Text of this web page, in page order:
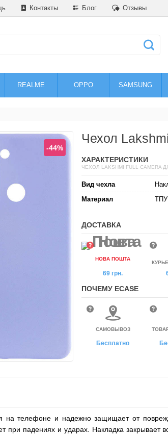
Контакты Блог Отзывы
REALME OPPO SAMSUNG
-44%
Чехол
ХАРАКТЕРИСТИКИ
ЧЕХОЛ LAKSHMI FULL CAMERA
Вид чехла
Материал
ТПУ
ДОСТАВКА
НОВА ПОШТА
69 грн.
ПОЧЕМУ ECASE
САМОВЫВОЗ
Бесплатно
на телефоне и надежно защищает от
при падениях и ударах. Накладка